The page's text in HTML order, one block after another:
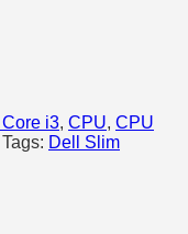
i3, CPU, CPU
Tags: Dell Slim